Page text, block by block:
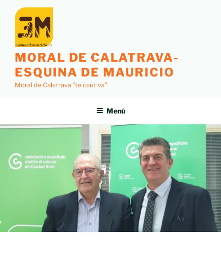
MORAL DE CALATRAVA-
ESQUINA DE MAURICIO
Moral de Calatrava "te cautiva"
Menú